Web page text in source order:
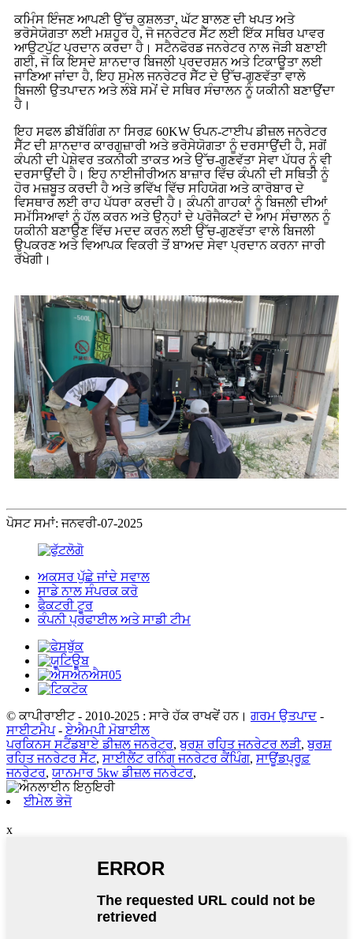
ਕਮਿੰਸ ਇੰਜਣ ਆਪਣੀ ਉੱਚ ਕੁਸ਼ਲਤਾ, ਘੱਟ ਬਾਲਣ ਦੀ ਖਪਤ ਅਤੇ
ਭਰੋਸੇਯੋਗਤਾ ਲਈ ਮਸ਼ਹੂਰ ਹੈ, ਜੋ ਜਨਰੇਟਰ ਸੈੱਟ ਲਈ ਇੱਕ ਸਥਿਰ ਪਾਵਰ
ਆਉਟਪੁੱਟ ਪ੍ਰਦਾਨ ਕਰਦਾ ਹੈ। ਸਟੈਨਫੋਰਡ ਜਨਰੇਟਰ ਨਾਲ ਜੋੜੀ ਬਣਾਈ
ਗਈ, ਜੋ ਕਿ ਇਸਦੇ ਸ਼ਾਨਦਾਰ ਬਿਜਲੀ ਪ੍ਰਦਰਸ਼ਨ ਅਤੇ ਟਿਕਾਊਤਾ ਲਈ
ਜਾਣਿਆ ਜਾਂਦਾ ਹੈ, ਇਹ ਸੁਮੇਲ ਜਨਰੇਟਰ ਸੈੱਟ ਦੇ ਉੱਚ-ਗੁਣਵੱਤਾ ਵਾਲੇ
ਬਿਜਲੀ ਉਤਪਾਦਨ ਅਤੇ ਲੰਬੇ ਸਮੇਂ ਦੇ ਸਥਿਰ ਸੰਚਾਲਨ ਨੂੰ ਯਕੀਨੀ ਬਣਾਉਂਦਾ
ਹੈ।
ਇਹ ਸਫਲ ਡੀਬੱਗਿੰਗ ਨਾ ਸਿਰਫ਼ 60KW ਓਪਨ-ਟਾਈਪ ਡੀਜ਼ਲ ਜਨਰੇਟਰ
ਸੈੱਟ ਦੀ ਸ਼ਾਨਦਾਰ ਕਾਰਗੁਜ਼ਾਰੀ ਅਤੇ ਭਰੋਸੇਯੋਗਤਾ ਨੂੰ ਦਰਸਾਉਂਦੀ ਹੈ, ਸਗੋਂ
ਕੰਪਨੀ ਦੀ ਪੇਸ਼ੇਵਰ ਤਕਨੀਕੀ ਤਾਕਤ ਅਤੇ ਉੱਚ-ਗੁਣਵੱਤਾ ਸੇਵਾ ਪੱਧਰ ਨੂੰ ਵੀ
ਦਰਸਾਉਂਦੀ ਹੈ। ਇਹ ਨਾਈਜੀਰੀਅਨ ਬਾਜ਼ਾਰ ਵਿੱਚ ਕੰਪਨੀ ਦੀ ਸਥਿਤੀ ਨੂੰ
ਹੋਰ ਮਜ਼ਬੂਤ ​​ਕਰਦੀ ਹੈ ਅਤੇ ਭਵਿੱਖ ਵਿੱਚ ਸਹਿਯੋਗ ਅਤੇ ਕਾਰੋਬਾਰ ਦੇ
ਵਿਸਥਾਰ ਲਈ ਰਾਹ ਪੱਧਰਾ ਕਰਦੀ ਹੈ। ਕੰਪਨੀ ਗਾਹਕਾਂ ਨੂੰ ਬਿਜਲੀ ਦੀਆਂ
ਸਮੱਸਿਆਵਾਂ ਨੂੰ ਹੱਲ ਕਰਨ ਅਤੇ ਉਨ੍ਹਾਂ ਦੇ ਪ੍ਰੋਜੈਕਟਾਂ ਦੇ ਆਮ ਸੰਚਾਲਨ ਨੂੰ
ਯਕੀਨੀ ਬਣਾਉਣ ਵਿੱਚ ਮਦਦ ਕਰਨ ਲਈ ਉੱਚ-ਗੁਣਵੱਤਾ ਵਾਲੇ ਬਿਜਲੀ
ਉਪਕਰਣ ਅਤੇ ਵਿਆਪਕ ਵਿਕਰੀ ਤੋਂ ਬਾਅਦ ਸੇਵਾ ਪ੍ਰਦਾਨ ਕਰਨਾ ਜਾਰੀ
ਰੱਖੇਗੀ।
ਪੋਸਟ ਸਮਾਂ: ਜਨਵਰੀ-07-2025
ਅਕਸਰ ਪੁੱਛੇ ਜਾਂਦੇ ਸਵਾਲ
ਸਾਡੇ ਨਾਲ ਸੰਪਰਕ ਕਰੋ
ਫੈਕਟਰੀ ਟੂਰ
ਕੰਪਨੀ ਪ੍ਰੋਫਾਈਲ ਅਤੇ ਸਾਡੀ ਟੀਮ
© ਕਾਪੀਰਾਈਟ - 2010-2025 : ਸਾਰੇ ਹੱਕ ਰਾਖਵੇਂ ਹਨ। ਗਰਮ ਉਤਪਾਦ -
ਸਾਈਟਮੈਪ-ਏਐਮਪੀ ਮੋਬਾਈਲ
ਪਰਕਿਨਸ ਸਟੈਂਡਬਾਏ ਡੀਜ਼ਲ ਜਨਰੇਟਰ,ਬੁਰਸ਼ ਰਹਿਤ ਜਨਰੇਟਰ ਲੜੀ,ਬੁਰਸ਼
ਰਹਿਤ ਜਨਰੇਟਰ ਸੈੱਟ, ਸਾਈਲੈਂਟ ਰਨਿੰਗ ਜਨਰੇਟਰ ਕੈਂਪਿੰਗ, ਸਾਊਂਡਪ੍ਰੂਫ਼
ਜਨਰੇਟਰ, ਯਾਨਮਾਰ 5kw ਡੀਜ਼ਲ ਜਨਰੇਟਰ,
ਈਮੇਲ ਭੇਜੋ
x